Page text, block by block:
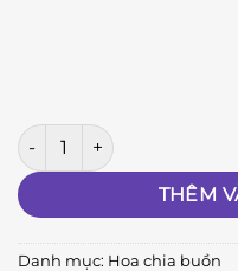
Biệt Ly A08 số lượng
THÊM
Danh mục: Hoa chia buồn